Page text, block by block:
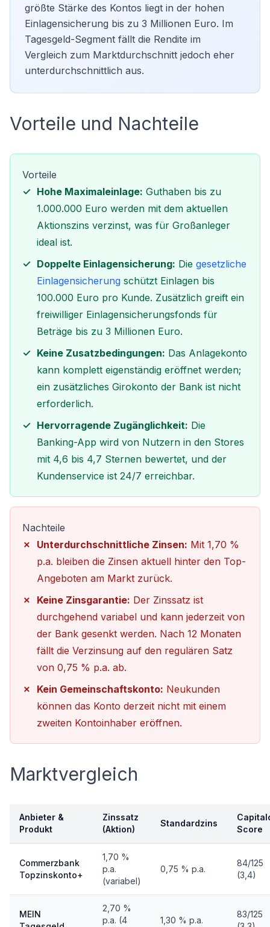
größte Stärke des Kontos liegt in der hohen
Einlagensicherung bis zu 3 Millionen Euro. Im
Tagesgeld-Segment fällt die Rendite im
Vergleich zum Marktdurchschnitt jedoch eher
unterdurchschnittlich aus.
Vorteile und Nachteile
Vorteile
Hohe Maximaleinlage: Guthaben bis zu
1.000.000 Euro werden mit dem aktuellen
Aktionszins verzinst, was für Großanleger
ideal ist.
Doppelte Einlagensicherung: Die gesetzliche
Einlagensicherung schützt Einlagen bis
100.000 Euro pro Kunde. Zusätzlich greift ein
freiwilliger Einlagensicherungsfonds für
Beträge bis zu 3 Millionen Euro.
Keine Zusatzbedingungen: Das Anlagekonto
kann komplett eigenständig eröffnet werden;
ein zusätzliches Girokonto der Bank ist nicht
erforderlich.
Hervorragende Zugänglichkeit: Die
Banking-App wird von Nutzern in den Stores
mit 4,6 bis 4,7 Sternen bewertet, und der
Kundenservice ist 24/7 erreichbar.
Nachteile
Unterdurchschnittliche Zinsen: Mit 1,70 %
p.a. bleiben die Zinsen aktuell hinter den Top-
Angeboten am Markt zurück.
Keine Zinsgarantie: Der Zinssatz ist
durchgehend variabel und kann jederzeit von
der Bank gesenkt werden. Nach 12 Monaten
fällt die Verzinsung auf den regulären Satz
von 0,75 % p.a. ab.
Kein Gemeinschaftskonto: Neukunden
können das Konto derzeit nicht mit einem
zweiten Kontoinhaber eröffnen.
Marktvergleich
Anbieter &
Produkt
Zinssatz
(Aktion)
Standardzins
Score
Commerzbank
Topzinskonto+
1,70 %
p.a.
(variabel)
0,75 % p.a.
84/125
(3,4)
MEIN
2,70 %
p.a. (4
1,30 % p.a.
83/125